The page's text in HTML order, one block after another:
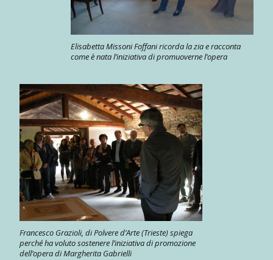
Elisabetta Missoni Foffani ricorda la zia e racconta
come è nata l’iniziativa di promuoverne l’opera
Francesco Grazioli, di Polvere d’Arte (Trieste) spiega
perché ha voluto sostenere l’iniziativa di promozione
dell’opera di Margherita Gabrielli